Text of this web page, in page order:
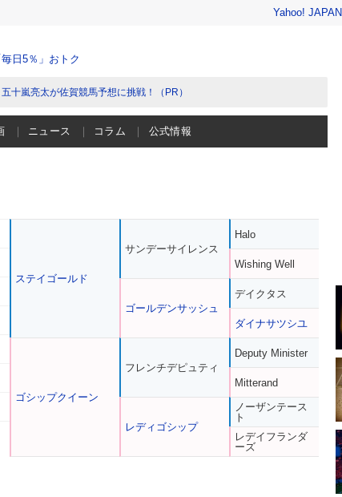
Yahoo! JAPAN
日5％」おトク
十嵐亮太が佐賀競馬予想に挑戦！（PR）
ニュース コラム 公式情報
ステイゴールド
ゴシップクイーン
サンデーサイレンス
ゴールデンサッシュ
フレンチデピュティ
レディゴシップ
Halo
Wishing Well
デイクタス
ダイナサツシユ
Deputy Minister
Mitterand
ノーザンテース
ト
レデイフランダ
ーズ